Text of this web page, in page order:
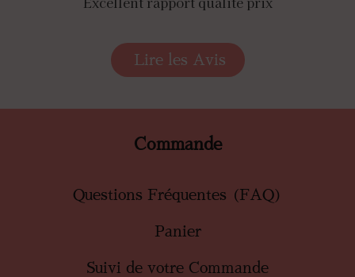
Lire les Avis
Commande
Questions Fréquentes (FAQ)
Panier
Suivi de votre Commande